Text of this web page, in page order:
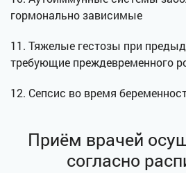
гормонально зависимые
11. Тяжелые гестозы при
требующие преждевременного
12. Сепсис во время
Приём врачей
согласно